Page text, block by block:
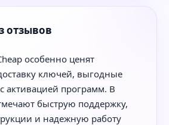
отзывов
особенно ценят
ключей, выгодные
программ. В
быструю поддержку,
и надежную работу